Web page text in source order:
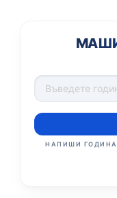
НАПИШИ ГОДИНА